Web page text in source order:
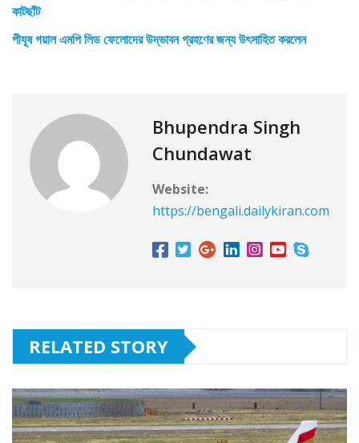
কাটছাঁট
পীযূষ গয়াল এমপি লিড ফেলোদের উদ্ভাবন গ্রহণের জন্য উৎসাহিত করলেন
Bhupendra Singh
Chundawat
Website:
https://bengali.dailykiran.com
RELATED STORY